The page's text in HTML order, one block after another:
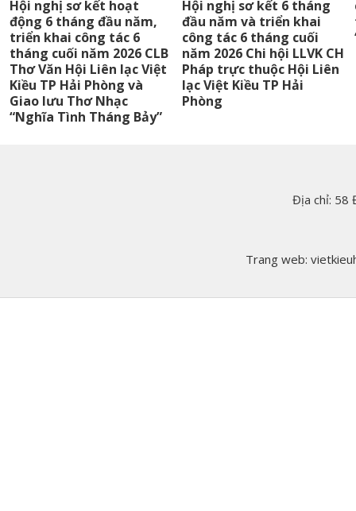
Hội nghị sơ kết hoạt
động 6 tháng đầu năm,
triển khai công tác 6
tháng cuối năm 2026 CLB
Thơ Văn Hội Liên lạc Việt
Kiều TP Hải Phòng và
Giao lưu Thơ Nhạc
“Nghĩa Tình Tháng Bảy”
Hội nghị sơ kết 6 tháng
đầu năm và triển khai
công tác 6 tháng cuối
năm 2026 Chi hội LLVK CH
Pháp trực thuộc Hội Liên
lạc Việt Kiều TP Hải
Phòng
Địa chỉ: 58
Trang web: